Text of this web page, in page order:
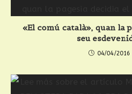
«El comú català», quan la
seu
04/04/2016